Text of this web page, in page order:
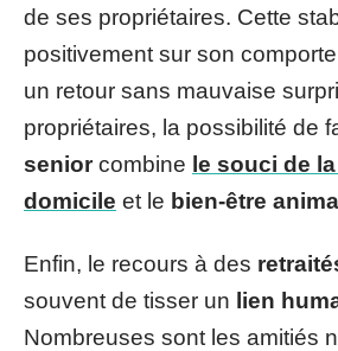
de ses propriétaires. Cette
positivement sur son
un retour sans mauvaise
propriétaires, la possibilité de
seniorcombine le souci de
domicile et le bien-être
Enfin, le recours à des
souvent de tisser un lien
Nombreuses sont les amitiés